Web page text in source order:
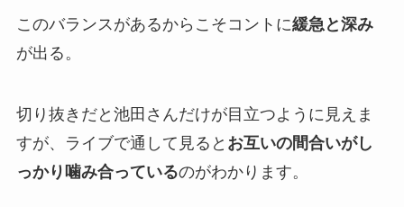
このバランスがあるからこそコントに緩急と深み
が出る。
切り抜きだと池田さんだけが目立つように見えま
すが、ライブで通して見ると お互いの間合いがし
っかり噛み合っているのがわかります。